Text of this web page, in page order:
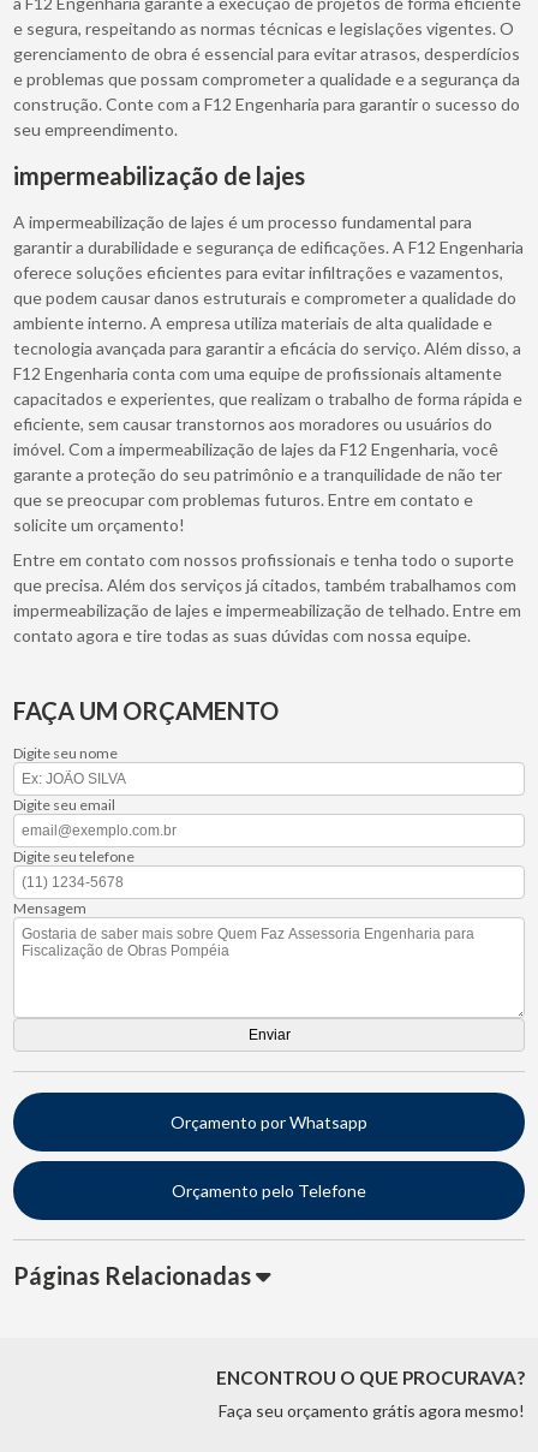
e segura, respeitando as normas técnicas e legislações vigentes. O
gerenciamento de obra é essencial para evitar atrasos, desperdícios
e problemas que possam comprometer a qualidade e a segurança da
construção. Conte com a F12 Engenharia para garantir o sucesso do
seu empreendimento.
impermeabilização de lajes
A impermeabilização de lajes é um processo fundamental para
garantir a durabilidade e segurança de edificações. A F12 Engenharia
oferece soluções eficientes para evitar infiltrações e vazamentos,
que podem causar danos estruturais e comprometer a qualidade do
ambiente interno. A empresa utiliza materiais de alta qualidade e
tecnologia avançada para garantir a eficácia do serviço. Além disso, a
F12 Engenharia conta com uma equipe de profissionais altamente
capacitados e experientes, que realizam o trabalho de forma rápida e
eficiente, sem causar transtornos aos moradores ou usuários do
imóvel. Com a impermeabilização de lajes da F12 Engenharia, você
garante a proteção do seu patrimônio e a tranquilidade de não ter
que se preocupar com problemas futuros. Entre em contato e
solicite um orçamento!
Entre em contato com nossos profissionais e tenha todo o suporte
que precisa. Além dos serviços já citados, também trabalhamos com
impermeabilização de lajes e impermeabilização de telhado. Entre em
contato agora e tire todas as suas dúvidas com nossa equipe.
FAÇA UM ORÇAMENTO
Digite seu nome
Digite seu email
Digite seu telefone
Mensagem
Orçamento por Whatsapp
Orçamento pelo Telefone
Páginas Relacionadas
ENCONTROU O QUE PROCURAVA?
Faça seu orçamento grátis agora mesmo!